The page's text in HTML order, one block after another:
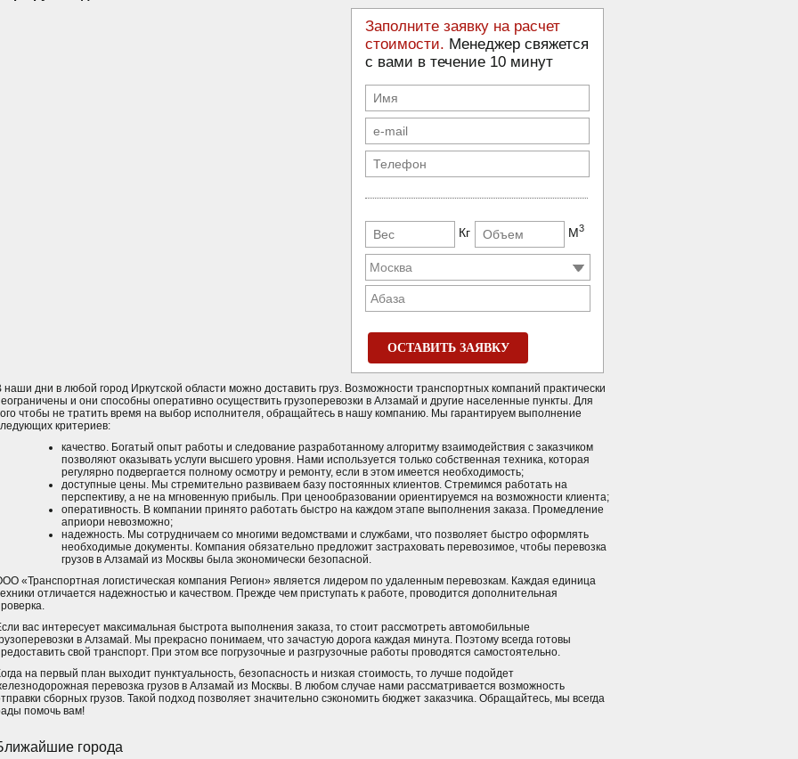
Заполните заявку на расчет
стоимости. Менеджер свяжется
с вами в течение 10 минут
Кг М3
Абаза
ОСТАВИТЬ ЗАЯВКУ
наши дни в любой город Иркутской области можно доставить груз. Возможности транспортных компаний практически
и они способны оперативно осуществить грузоперевозки в Алзамай и другие населенные пункты. Для
чтобы не тратить время на выбор исполнителя, обращайтесь в нашу компанию. Мы гарантируем выполнение
критериев:
качество. Богатый опыт работы и следование разработанному алгоритму взаимодействия с заказчиком
позволяют оказывать услуги высшего уровня. Нами используется только собственная техника, которая
регулярно подвергается полному осмотру и ремонту, если в этом имеется необходимость;
доступные цены. Мы стремительно развиваем базу постоянных клиентов. Стремимся работать на
перспективу, а не на мгновенную прибыль. При ценообразовании ориентируемся на возможности клиента;
оперативность. В компании принято работать быстро на каждом этапе выполнения заказа. Промедление
априори невозможно;
надежность. Мы сотрудничаем со многими ведомствами и службами, что позволяет быстро оформлять
необходимые документы. Компания обязательно предложит застраховать перевозимое, чтобы перевозка
грузов в Алзамай из Москвы была экономически безопасной.
«Транспортная логистическая компания Регион» является лидером по удаленным перевозкам. Каждая единица
отличается надежностью и качеством. Прежде чем приступать к работе, проводится дополнительная
вас интересует максимальная быстрота выполнения заказа, то стоит рассмотреть автомобильные
в Алзамай. Мы прекрасно понимаем, что зачастую дорога каждая минута. Поэтому всегда готовы
свой транспорт. При этом все погрузочные и разгрузочные работы проводятся самостоятельно.
на первый план выходит пунктуальность, безопасность и низкая стоимость, то лучше подойдет
перевозка грузов в Алзамай из Москвы. В любом случае нами рассматривается возможность
сборных грузов. Такой подход позволяет значительно сэкономить бюджет заказчика. Обращайтесь, мы всегда
помочь вам!
города